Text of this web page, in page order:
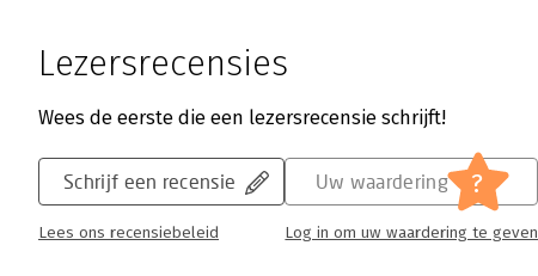
Lezersrecensies
Wees de eerste die een lezersrecensie schrijft!
Schrijf een recensie
Lees ons recensiebeleid
Uw waardering ?
Log in om uw waardering te geven